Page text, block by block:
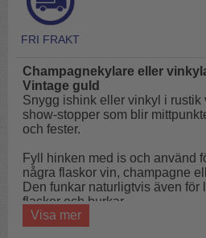
Champagnekylare eller
Vintage guld
Snygg ishink eller vinkyl i rustik
show-stopper som blir
och fester.
Fyll hinken med is och använd
några flaskor vin, champagne
Den funkar naturligtvis även för
flaskor och burkar.
På filmen ser du hinken i silver.
Visa mer